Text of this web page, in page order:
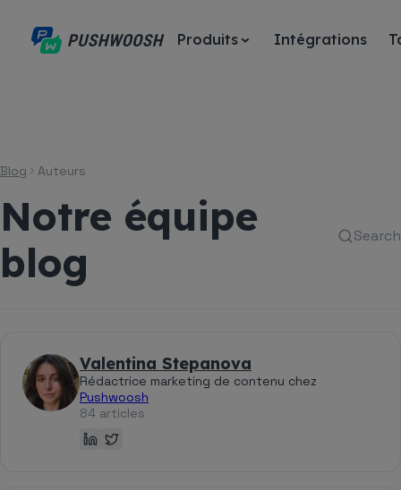
Produits Intégrations
Blog Auteurs
Notre équipe
blog
Search
Valentina Stepanova
Rédactrice marketing de contenu chez
Pushwoosh
84 articles